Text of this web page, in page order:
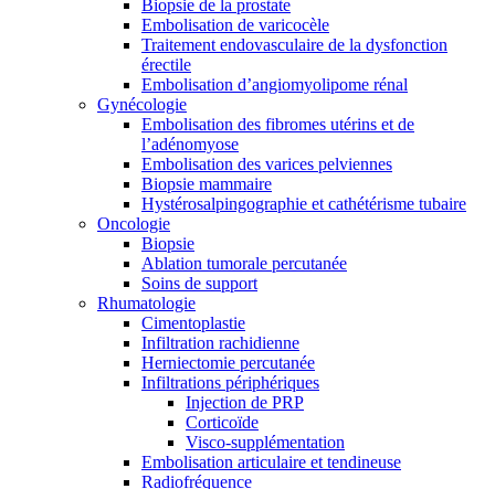
Biopsie de la prostate
Embolisation de varicocèle
Traitement endovasculaire de la dysfonction
érectile
Embolisation d’angiomyolipome rénal
Gynécologie
Embolisation des fibromes utérins et de
l’adénomyose
Embolisation des varices pelviennes
Biopsie mammaire
Hystérosalpingographie et cathétérisme tubaire
Oncologie
Biopsie
Ablation tumorale percutanée
Soins de support
Rhumatologie
Cimentoplastie
Infiltration rachidienne
Herniectomie percutanée
Infiltrations périphériques
Injection de PRP
Corticoïde
Visco-supplémentation
Embolisation articulaire et tendineuse
Radiofréquence